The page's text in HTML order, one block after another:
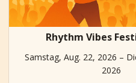
Rhythm Vibes
Samstag, Aug. 22, 2026 –
2026